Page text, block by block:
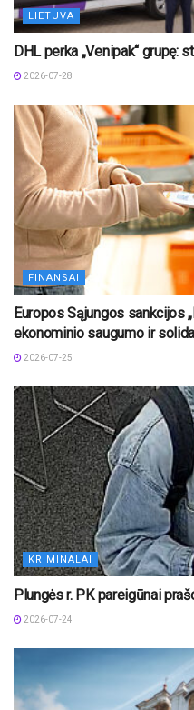
LIETUVA
DHL perka „Venipak“ grupę:
2026-07-28
FINANSAI
Europos Sąjungos sankcijos
ekonominio saugumo ir
2026-07-25
KRIMINALAI
Plungės r. PK pareigūnai
2026-07-24